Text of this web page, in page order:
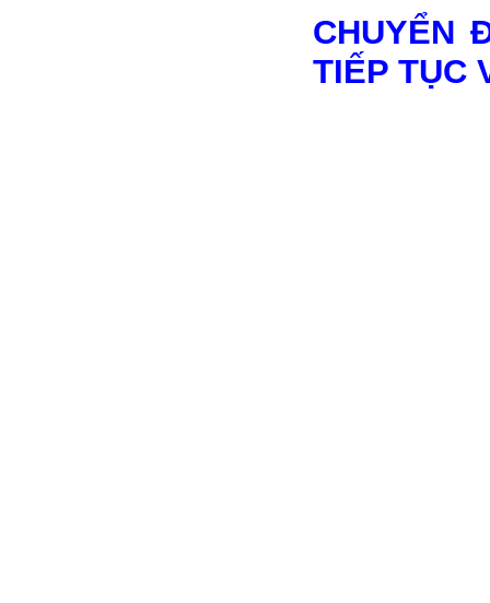
CHUYỂN
TIẾP TỤC